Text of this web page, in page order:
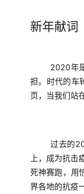
新年献词
2020年
担。时代的车
页，当我们站
过去的
上，成为抗击
死神赛跑，用
界各地的抗疫